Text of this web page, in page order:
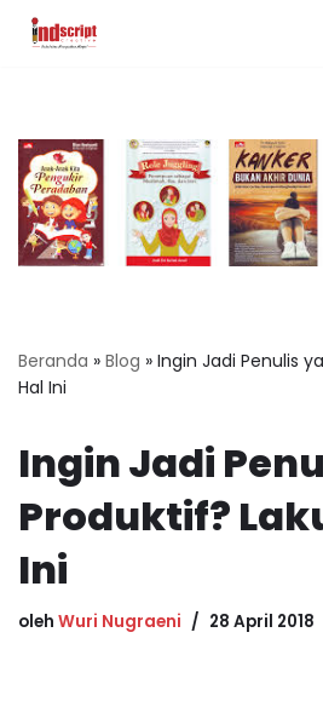
Beranda » Blog » Ingin Jadi Penulis
Hal Ini
Ingin Jadi
Produktif?
Ini
oleh Wuri Nugraeni 28 April 2018